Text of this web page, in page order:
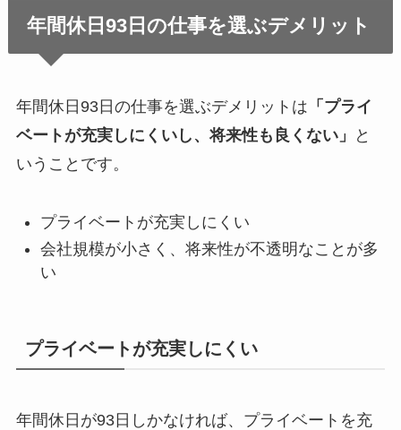
年間休日93日の仕事を選ぶデメリット
年間休日93日の仕事を選ぶデメリットは 「プライ
ベートが充実しにくいし、将来性も良くない」
と
いうことです。
プライベートが充実しにくい
会社規模が小さく、将来性が不透明なことが多
い
プライベートが充実しにくい
年間休日が93日しかなければ、プライベートを充